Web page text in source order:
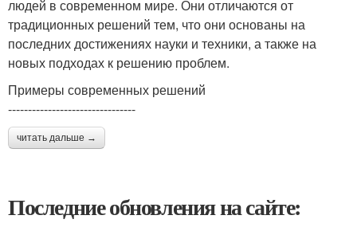
людей в современном мире. Они отличаются от
традиционных решений тем, что они основаны на
последних достижениях науки и техники, а также на
новых подходах к решению проблем.
Примеры современных решений
--------------------------------
читать дальше →
Последние обновления на сайте: